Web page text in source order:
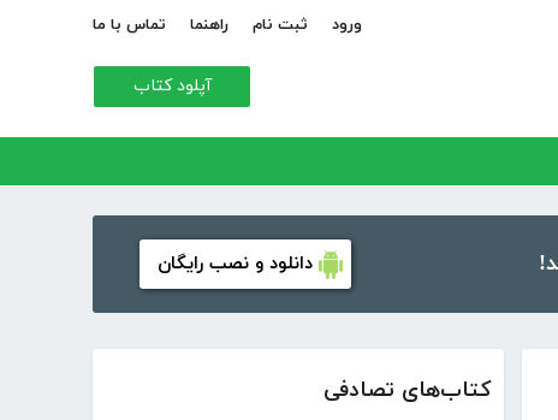
ورود ثبت نام راهنما تماس با ما
آپلود کتاب
دانلود و نصب رایگان
کتاب‌های تصادفی